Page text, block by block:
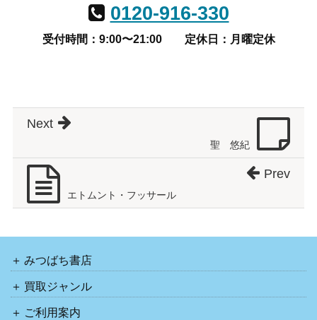
0120-916-330
受付時間：9:00〜21:00 定休日：月曜定休
聖 悠紀
Next
エトムント・フッサール
Prev
みつばち書店
買取ジャンル
ご利用案内